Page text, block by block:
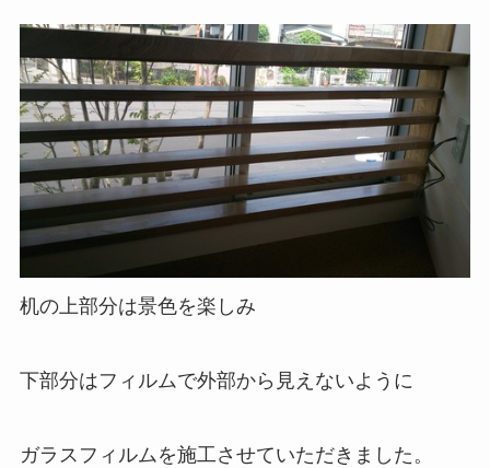
机の上部分は景色を楽しみ
下部分はフィルムで外部から見えないように
ガラスフィルムを施工させていただきました。